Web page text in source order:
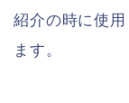
紹介の時に使
ます。